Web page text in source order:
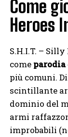
Come
Heroes
S.H.I.T. –
come parodia
più comuni.
scintillante
dominio del
armi
improbabili